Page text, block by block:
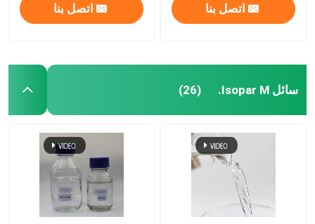
اتصل بنا اتصل بنا
سائل Isopar M. (26)